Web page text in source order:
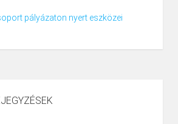
pályázaton nyert eszközei